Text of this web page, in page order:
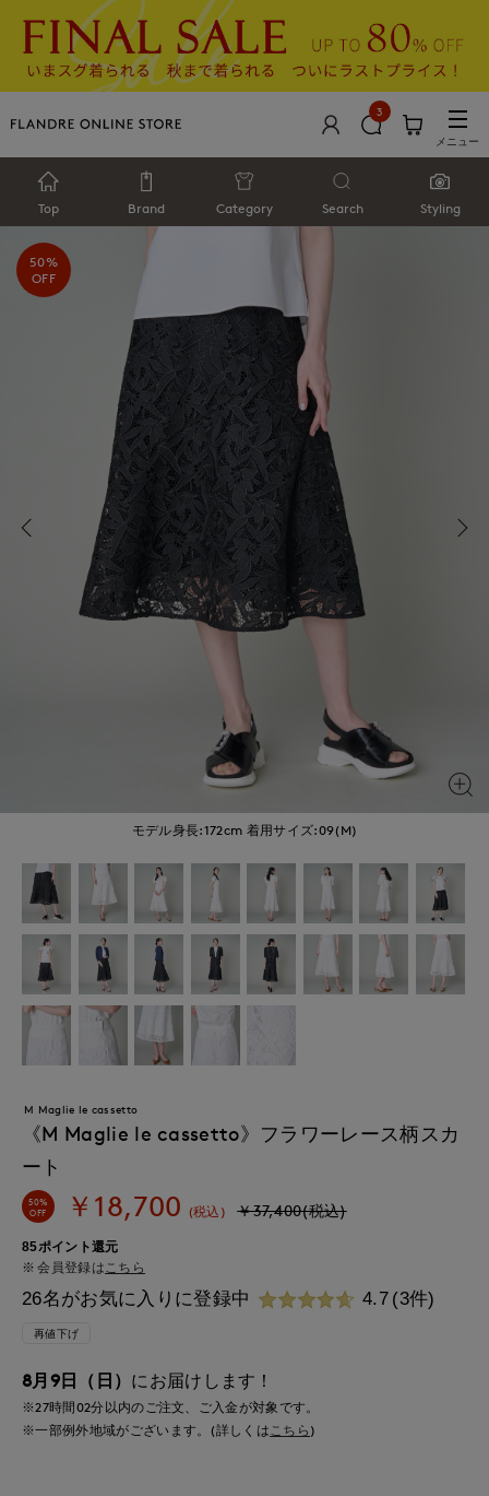
3
メニュー
Top Brand Category Search Styling
モデル身長:172cm 着用サイズ:09(M)
50%
OFF
M Maglie le cassetto
《M Maglie le cassetto》フラワーレース柄スカ
ート
50%
OFF
￥18,700 (税込) ￥37,400(税込)
85ポイント還元
会員登録は こちら
26名がお気に入りに登録中 4.7 (3件)
再値下げ
8月9日（日） にお届けします！
※27時間02分以内のご注文、ご入金が対象です。
※一部例外地域がございます。(詳しくはこちら )